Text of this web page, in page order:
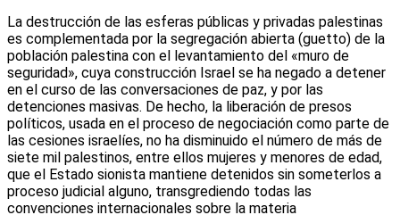
La destrucción de las esferas públicas y privadas palestinas
es complementada por la segregación abierta (guetto) de la
población palestina con el levantamiento del «muro de
seguridad», cuya construcción Israel se ha negado a detener
en el curso de las conversaciones de paz, y por las
detenciones masivas. De hecho, la liberación de presos
políticos, usada en el proceso de negociación como parte de
las cesiones israelíes, no ha disminuido el número de más de
siete mil palestinos, entre ellos mujeres y menores de edad,
que el Estado sionista mantiene detenidos sin someterlos a
proceso judicial alguno, transgrediendo todas las
convenciones internacionales sobre la materia